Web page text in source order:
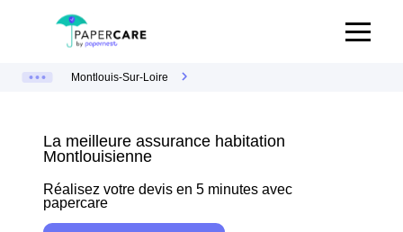
Montlouis-Sur-Loire
La meilleure assurance habitation
Montlouisienne
Réalisez votre devis en 5 minutes avec
papercare